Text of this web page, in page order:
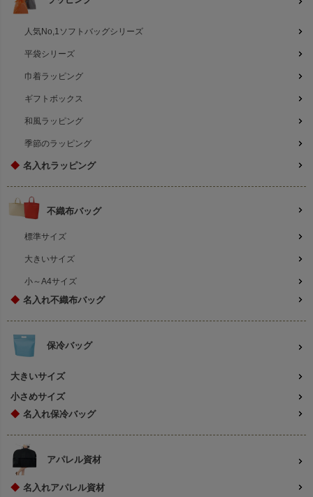
人気No,1ソフトバッグシリーズ
平袋シリーズ
巾着ラッピング
ギフトボックス
和風ラッピング
季節のラッピング
◆ 名入れラッピング
不織布バッグ
標準サイズ
大きいサイズ
小～A4サイズ
◆ 名入れ不織布バッグ
保冷バッグ
大きいサイズ
小さめサイズ
◆ 名入れ保冷バッグ
アパレル資材
◆ 名入れアパレル資材